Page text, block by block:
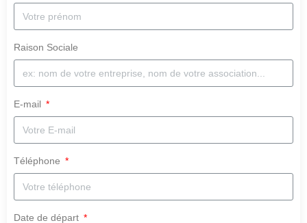
Raison Sociale
E-mail
Téléphone
Date de départ